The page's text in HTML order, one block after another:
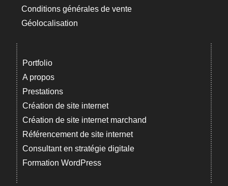
Conditions générales de vente
Géolocalisation
Portfolio
A propos
Prestations
Création de site internet
Création de site internet marchand
Référencement de site internet
Consultant en stratégie digitale
Formation WordPress